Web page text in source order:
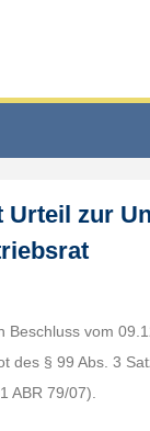
zur
vom
des § 99 Abs. 3
ABR 79/07).